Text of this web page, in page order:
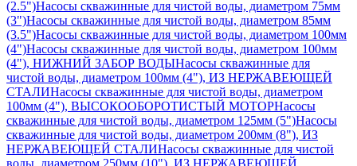
(2.5")Насосы скважинные для чистой воды, диаметром 75мм
(3")Насосы скважинные для чистой воды, диаметром 85мм
(3.5")Насосы скважинные для чистой воды, диаметром 100мм
(4")Насосы скважинные для чистой воды, диаметром 100мм
(4"), НИЖНИЙ ЗАБОР ВОДЫНасосы скважинные для
чистой воды, диаметром 100мм (4"), ИЗ НЕРЖАВЕЮЩЕЙ
СТАЛИНасосы скважинные для чистой воды, диаметром
100мм (4"), ВЫСОКООБОРОТИСТЫЙ МОТОРНасосы
скважинные для чистой воды, диаметром 125мм (5")Насосы
скважинные для чистой воды, диаметром 200мм (8"), ИЗ
НЕРЖАВЕЮЩЕЙ СТАЛИНасосы скважинные для чистой
воды, диаметром 250мм (10"), ИЗ НЕРЖАВЕЮЩЕЙ